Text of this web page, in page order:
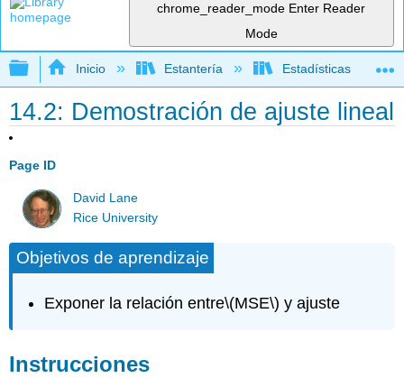
chrome_reader_mode Enter Reader
Mode
Expandir/contraer jerarquía global
Inicio Estantería Estadísticas
14.2: Demostración de ajuste lineal
Page ID
David Lane
Rice University
Objetivos de aprendizaje
Exponer la relación entre\(MSE\) y ajuste
Instrucciones